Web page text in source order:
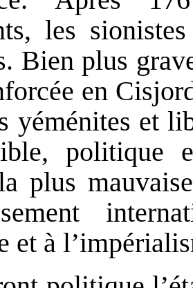
les
Bien plus
en
yéménites et
politique
plus
et à